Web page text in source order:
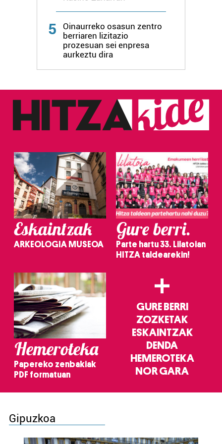
fitxategiak erabiltzen ditu. Zure esperientzia eta
zerbitzuak hobetzeko asmoz, cookie teknologiaz
baliatzen gara. Ohar hau onartuz gero, teknologia hori
5
Oinaurreko osasun zentro
berriaren lizitazio
prozesuan sei enpresa
aurkeztu dira
Eskaintzak
ARKEOLOGIA MUSEOA
Gure berri.
Parte hartu 33. Lilatoian
HITZA taldearekin!
Hemeroteka
Papereko zenbakiak
PDF formatuan
+
GURE BERRI
ZOZKETAK
ESKAINTZAK
DENDA
HEMEROTEKA
NOR GARA
Gipuzkoa